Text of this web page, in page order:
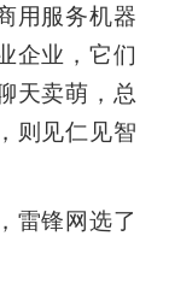
用服务机器
企业，它们
天卖萌，总
则见仁见智
雷锋网选了